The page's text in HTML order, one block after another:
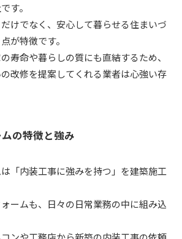
す。
けでなく、安心して暮らせる住まいづ
が特徴です。
寿命や暮らしの質にも直結するため、
改修を提案してくれる業者は心強い存
の特徴と強み
「内装工事に強みを持つ」を建築施工
ームも、日々の日常業務の中に組み込